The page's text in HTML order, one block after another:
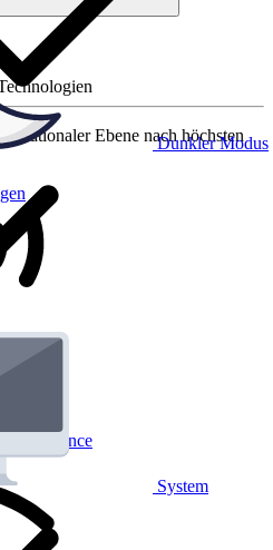
Dunkler Modus
System
Ebene nach höchsten